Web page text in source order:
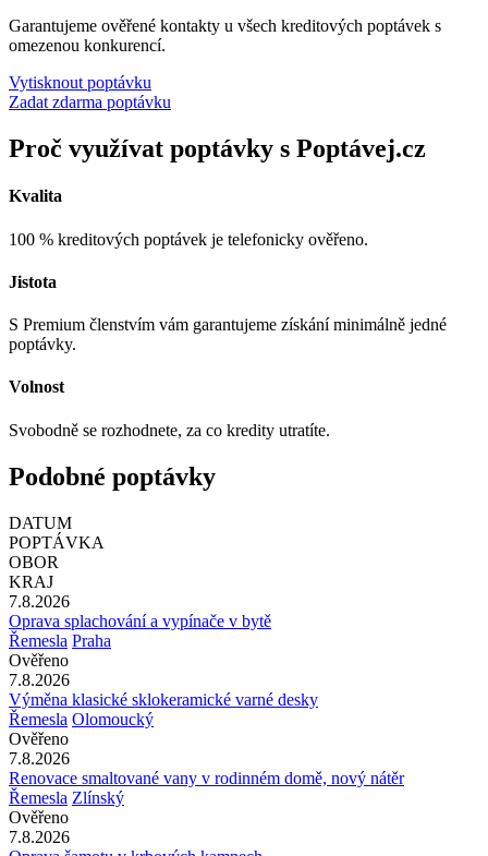
Garantujeme ověřené kontakty u všech kreditových poptávek s
omezenou konkurencí.
Vytisknout poptávku
Zadat zdarma poptávku
Proč využívat poptávky s Poptávej.cz
Kvalita
100 % kreditových poptávek je telefonicky ověřeno.
Jistota
S Premium členstvím vám garantujeme získání minimálně jedné
poptávky.
Volnost
Svobodně se rozhodnete, za co kredity utratíte.
Podobné poptávky
DATUM
POPTÁVKA
OBOR
KRAJ
7.8.2026
Oprava splachování a vypínače v bytě
Řemesla Praha
Ověřeno
7.8.2026
Výměna klasické sklokeramické varné desky
Řemesla Olomoucký
Ověřeno
7.8.2026
Renovace smaltované vany v rodinném domě, nový nátěr
Řemesla Zlínský
Ověřeno
7.8.2026